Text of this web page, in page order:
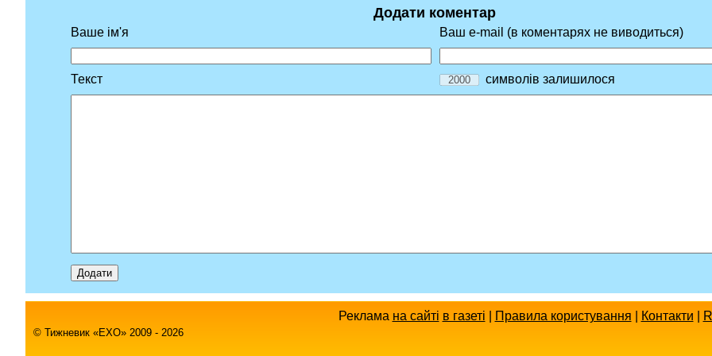
Додати коментар
Ваше ім'я Ваш e-mail (в коментарях не виводиться)
Текст символів залишилося
Реклама на сайті в газеті Правила користування Контакти
© Тижневик «EХO» 2009 - 2026